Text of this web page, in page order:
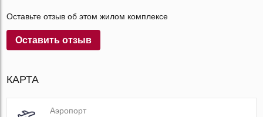
Оставьте отзыв об этом жилом комплексе
Оставить отзыв
КАРТА
Аэропорт